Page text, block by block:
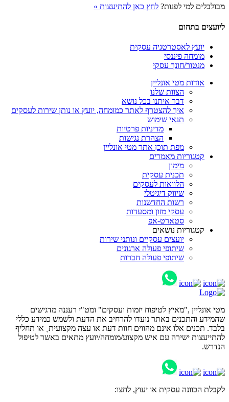
מבולבלים למי לפנות? לחץ כאן להתיעצות »
ליועצים בתחום
יועץ לאסטרטגיה עסקית
מומחה פיננסי
מנטור/חונך עסקי
אודות מטי אונליין
הצוות שלנו
דבר איתנו בכל נושא
איך להצטרף לאתר כמומחה, יועץ או נותן שירות לעסקים
תנאי שימוש
מדיניות פרטיות
הצהרת נגישות
מפת תוכן אתר מטי אונליין
קטגוריות מאמרים
מימון
תכנית עסקית
הלוואות לעסקים
שיווק דיגיטלי
רשות החדשנות
עסקי מזון ומסעדות
סטארט-אפ
קטגוריות נושאים
יועצים עסקיים ונותני שירות
שיתופי פעולה ארגונים
שיתופי פעולה חברות
מטי אונליין ,"מאיץ לטיפוח יזמות ועסקים" ומט"י רעננה מדגישים
שהמידע והתכנים באתר נועדו להרחיב את הדעת ולשמש כמידע כללי
בלבד. תכנים אלו אינם מהווים חוות דעת או עצה מקצועיתˎ או תחליף
להתייעצות ישירה עם איש מקצוע/מומחה/יועץ מתאים באשר לטיפול
הנדרש.
לקבלת הכוונה עסקית או יעוץ, לחצו: